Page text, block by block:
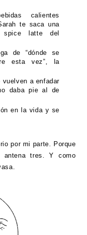
calientes
te saca una
spice latte del
de “dónde se
esta vez”, la
a enfadar
daba pie al de
en la vida y se
por mi parte. Porque
antena tres. Y como